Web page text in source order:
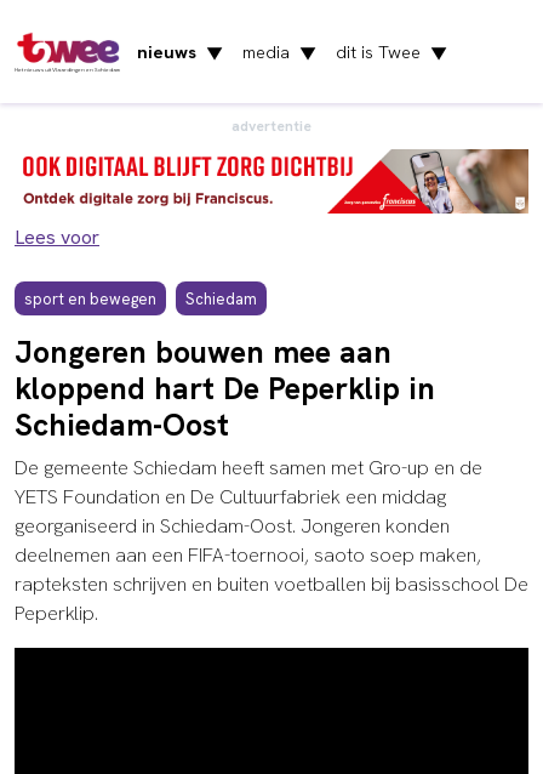
Het nieuws uit Vlaardingen en Schiedam
nieuws ▼ media ▼ dit is Twee ▼
advertentie
Lees voor
sport en bewegen Schiedam
Jongeren bouwen mee aan
kloppend hart De Peperklip in
Schiedam-Oost
De gemeente Schiedam heeft samen met Gro-up en de
YETS Foundation en De Cultuurfabriek een middag
georganiseerd in Schiedam-Oost. Jongeren konden
deelnemen aan een FIFA-toernooi, saoto soep maken,
rapteksten schrijven en buiten voetballen bij basisschool De
Peperklip.